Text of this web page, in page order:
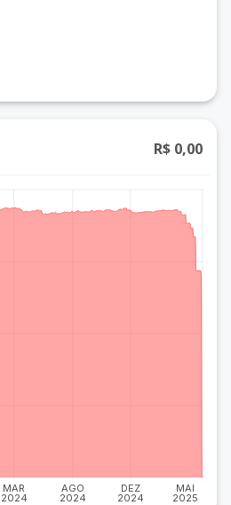
R$ 0,00
MAR
2024
AGO
2024
DEZ
2024
MAI
2025